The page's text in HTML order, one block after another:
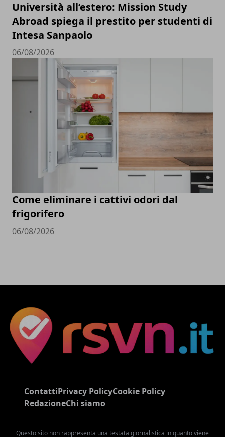
Università all’estero: Mission Study
Abroad spiega il prestito per studenti di
Intesa Sanpaolo
06/08/2026
Come eliminare i cattivi odori dal
frigorifero
06/08/2026
ContattiPrivacy PolicyCookie Policy
RedazioneChi siamo
Questo sito non rappresenta una testata giornalistica in quanto viene